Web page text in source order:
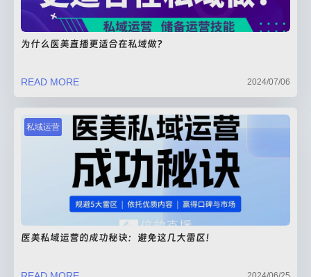
为什么医美直播更适合在私域做?
READ MORE 2024/07/06
私域运营
医美私域运营的成功秘诀：避免这几大雷区！